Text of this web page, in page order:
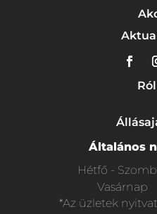
Általános
Hétfő -
Vasárnap
*Az üzletek